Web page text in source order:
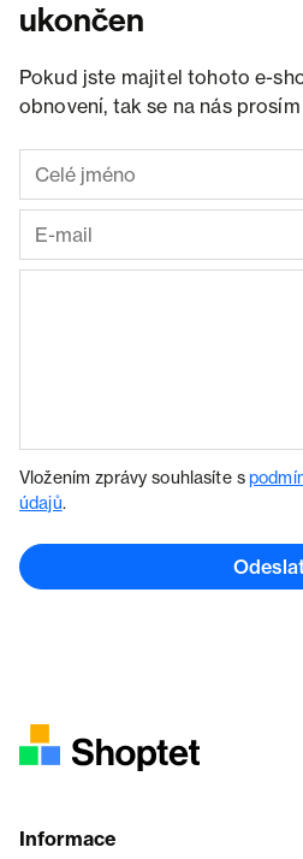
ukončen
Pokud jste majitel tohoto e-
obnovení, tak se na nás
Vložením zprávy souhlasíte s
údajů.
Informace